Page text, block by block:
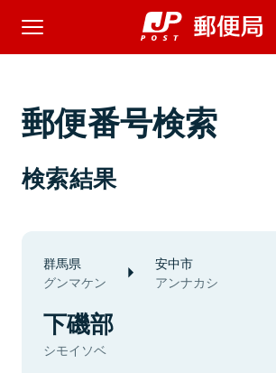
郵便番号検索
検索結果
群馬県
グンマケン
安中市
アンナカシ
下磯部
シモイソベ